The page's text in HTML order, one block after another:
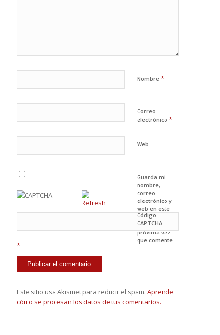
Nombre *
Correo
electrónico *
Web
Guarda mi
nombre,
correo
electrónico y
web en este
navegador
para la
próxima vez
que comente.
Código
CAPTCHA
*
Este sitio usa Akismet para reducir el spam. Aprende
cómo se procesan los datos de tus comentarios.